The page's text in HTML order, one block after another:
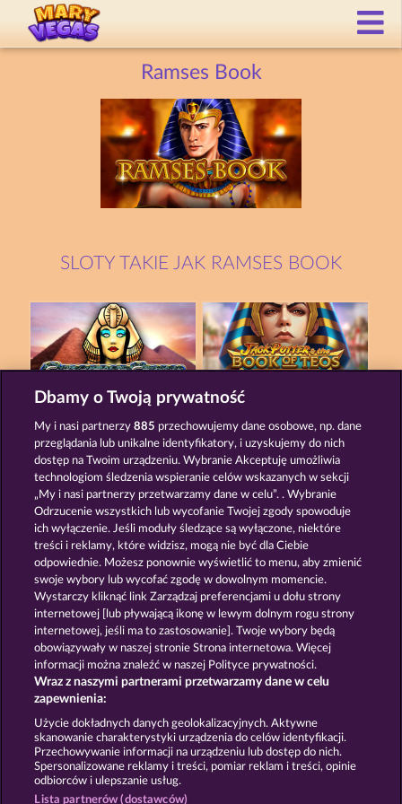
Ramses Book
SLOTY TAKIE JAK RAMSES BOOK
Cleopatra's Crown
Pharaos Riches
Zasady i warunki Polityka prywatności
Nota prawna Firma FAQ
Program partnerski Facebook
Prześlij wniosek o wypłatę
Dbamy o Twoją prywatność
My i nasi partnerzy885 przechowujemy dane osobowe, np. dane
przeglądania lub unikalne identyfikatory, i uzyskujemy do nich
dostęp na Twoim urządzeniu. Wybranie Akceptuję umożliwia
technologiom śledzenia wspieranie celów wskazanych w sekcji
„My i nasi partnerzy przetwarzamy dane w celu”. . Wybranie
Odrzucenie wszystkich lub wycofanie Twojej zgody spowoduje
ich wyłączenie. Jeśli moduły śledzące są wyłączone, niektóre
treści i reklamy, które widzisz, mogą nie być dla Ciebie
odpowiednie. Możesz ponownie wyświetlić to menu, aby zmienić
swoje wybory lub wycofać zgodę w dowolnym momencie.
Wystarczy kliknąć link Zarządzaj preferencjami u dołu strony
internetowej [lub pływającą ikonę w lewym dolnym rogu strony
internetowej, jeśli ma to zastosowanie]. Twoje wybory będą
obowiązywały w naszej stronie Strona internetowa. Więcej
informacji można znaleźć w naszej Polityce prywatności.
Wraz z naszymi partnerami przetwarzamy dane w celu
zapewnienia:
Użycie dokładnych danych geolokalizacyjnych. Aktywne
skanowanie charakterystyki urządzenia do celów identyfikacji.
Przechowywanie informacji na urządzeniu lub dostęp do nich.
Spersonalizowane reklamy i treści, pomiar reklam i treści, opinie
odbiorców i ulepszanie usług.
Lista partnerów (dostawców)